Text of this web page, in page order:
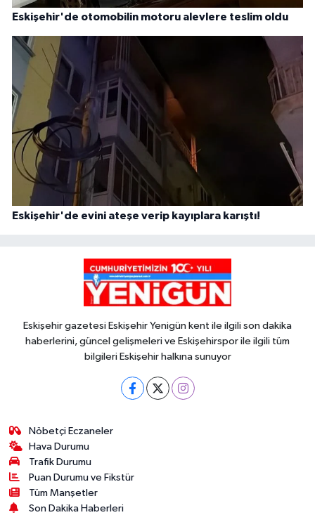
Eskişehir'de otomobilin motoru alevlere teslim oldu
Eskişehir'de evini ateşe verip kayıplara karıştı!
Eskişehir gazetesi Eskişehir Yenigün kent ile ilgili son dakika
haberlerini, güncel gelişmeleri ve Eskişehirspor ile ilgili tüm
bilgileri Eskişehir halkına sunuyor
Nöbetçi Eczaneler
Hava Durumu
Trafik Durumu
Puan Durumu ve Fikstür
Tüm Manşetler
Son Dakika Haberleri